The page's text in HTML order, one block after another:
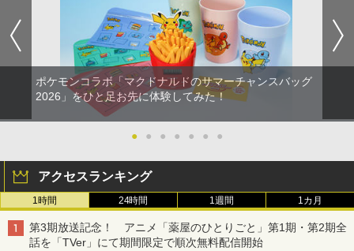
ポケモンコラボ「マクドナルドのサマーチャンスバッグ
2026」をひと足お先に体験してみた！
● ● ● ● ● ● ●
アクセスランキング
1時間 24時間 1週間 1カ月
第3期放送記念！ アニメ「薬屋のひとりごと」第1期・第2期全
話を「TVer」にて期間限定で順次無料配信開始